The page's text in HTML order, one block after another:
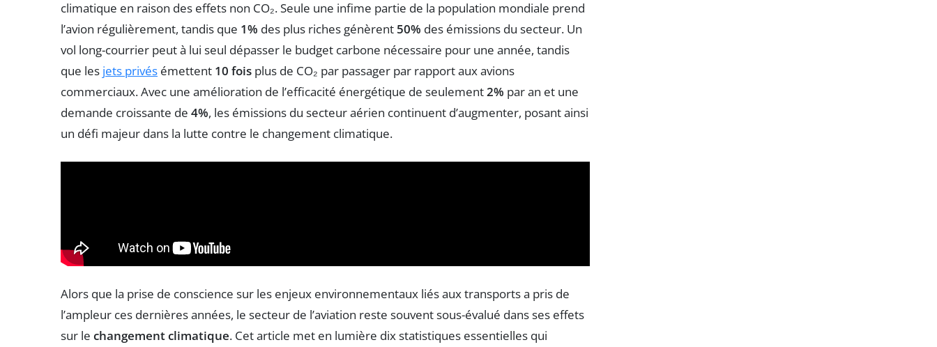
climatique en raison des effets non CO₂. Seule une infime partie de la population mondiale prend
l’avion régulièrement, tandis que 1% des plus riches génèrent 50% des émissions du secteur. Un
vol long-courrier peut à lui seul dépasser le budget carbone nécessaire pour une année, tandis
que les jets privés émettent 10 fois plus de CO₂ par passager par rapport aux avions
commerciaux. Avec une amélioration de l’efficacité énergétique de seulement2% par an et une
demande croissante de 4%, les émissions du secteur aérien continuent d’augmenter, posant ainsi
un défi majeur dans la lutte contre le changement climatique.
Alors que la prise de conscience sur les enjeux environnementaux liés aux transports a pris de
l’ampleur ces dernières années, le secteur de l’aviation reste souvent sous-évalué dans ses effets
sur le changement climatique. Cet article met en lumière dix statistiques essentielles qui